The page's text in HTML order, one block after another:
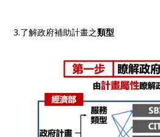
3.了解政府補助計畫之類型